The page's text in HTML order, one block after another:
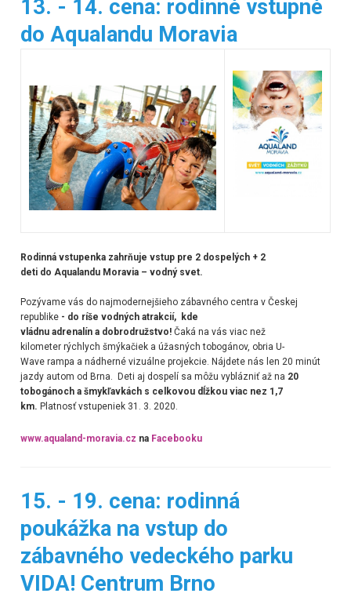
13. - 14. cena: rodinné vstupné
do Aqualandu Moravia
Rodinná vstupenka zahrňuje vstup pre 2 dospelých + 2
deti do Aqualandu Moravia – vodný svet.
Pozývame vás do najmodernejšieho zábavného centra v Českej
republike - do ríše vodných atrakcií, kde
vládnu adrenalín a dobrodružstvo! Čaká na vás viac než
kilometer rýchlych šmýkačiek a úžasných tobogánov, obria U-
Wave rampa a nádherné vizuálne projekcie. Nájdete nás len 20 minút
jazdy autom od Brna. Deti aj dospelí sa môžu vyblázniť až na 20
tobogánoch a šmykľavkách s celkovou dĺžkou viac nez 1,7
km. Platnosť vstupeniek 31. 3. 2020.
www.aqualand-moravia.cz na Facebooku
15. - 19. cena: rodinná
poukážka na vstup do
zábavného vedeckého parku
VIDA! Centrum Brno